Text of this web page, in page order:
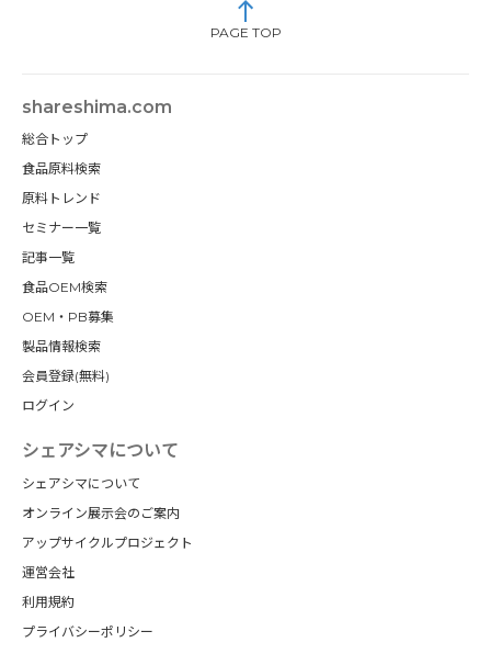
PAGE TOP
shareshima.com
総合トップ
食品原料検索
原料トレンド
セミナー一覧
記事一覧
食品OEM検索
OEM・PB募集
製品情報検索
会員登録(無料)
ログイン
シェアシマについて
シェアシマについて
オンライン展示会のご案内
アップサイクルプロジェクト
運営会社
利用規約
プライバシーポリシー